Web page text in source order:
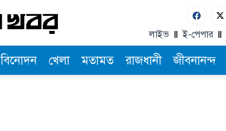
লাইভ ই-পেপার
বিনোদন খেলা মতামত রাজধানী জীবনানন্দ